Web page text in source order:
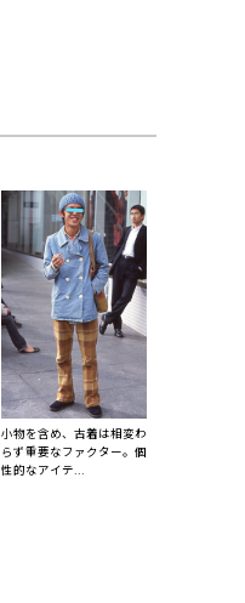
小物を含め、古着は相変わ
らず重要なファクター。個
性的なアイテ...